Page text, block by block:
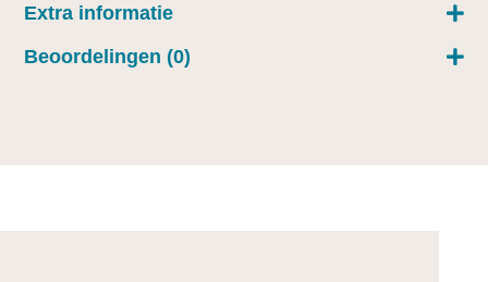
Extra informatie
Beoordelingen (0)